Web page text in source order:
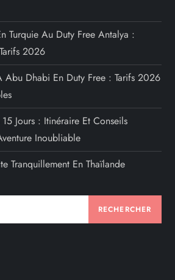
Turquie Au Duty Free Antalya :
2026
Abu Dhabi En Duty Free : Tarifs 2026
Jours : Itinéraire Et Conseils
Inoubliable
Tranquillement En Thaïlande